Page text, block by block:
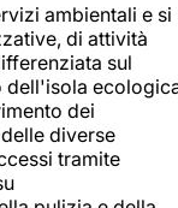
ambientali e si
di attività
sul
dell'isola
dei
diverse
tramite